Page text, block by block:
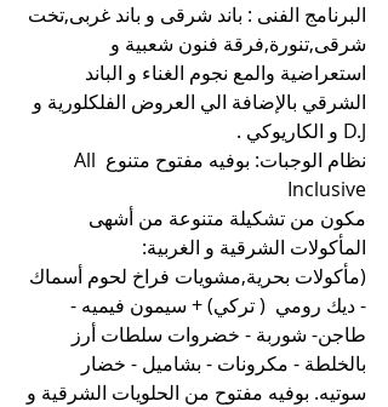
البرنامج الفنى : باند شرقى و باند غربى,تخت
شرقى,تنورة,فرقة فنون شعبية و
استعراضية والمع نجوم الغناء و الباند
الشرقي بالإضافة الي العروض الفلكلورية و
D.J و الكاريوكي .
نظام الوجبات: بوفيه مفتوح متنوع All
Inclusive
مكون من تشكيلة متنوعة من أشهى
المأكولات الشرقية و الغربية:
(مأكولات بحرية,مشويات فراخ لحوم أسماك
- ديك رومي  ( تركي) + سيمون فيميه -
طاجن- شوربة - خضروات سلطات أرز
بالخلطة - مكرونات - بشاميل - خضار
سوتيه. بوفيه مفتوح من الحلويات الشرقية و